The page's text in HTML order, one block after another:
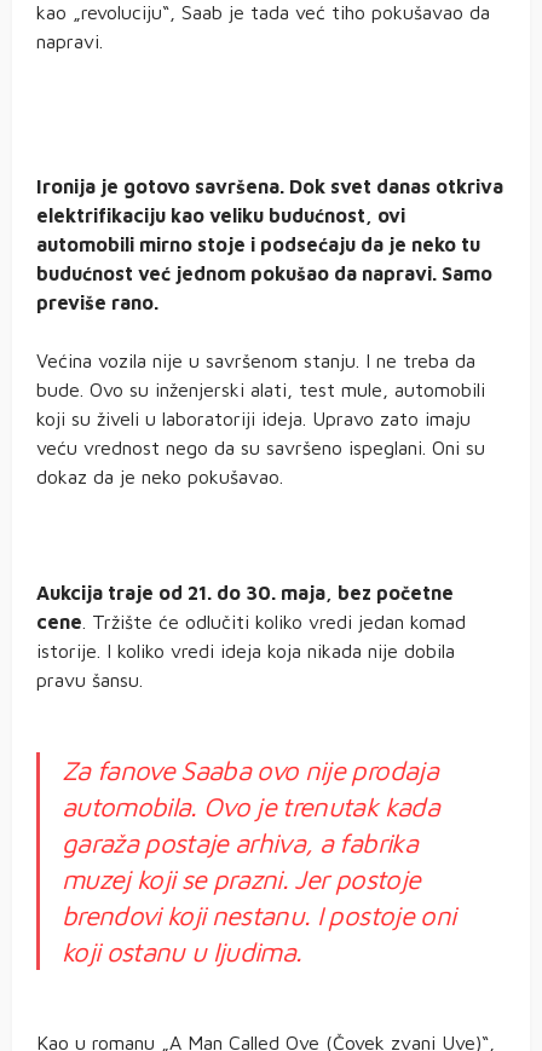
kao „revoluciju“, Saab je tada već tiho pokušavao da
napravi.
Ironija je gotovo savršena. Dok svet danas otkriva
elektrifikaciju kao veliku budućnost, ovi
automobili mirno stoje i podsećaju da je neko tu
budućnost već jednom pokušao da napravi. Samo
previše rano.
Većina vozila nije u savršenom stanju. I ne treba da
bude. Ovo su inženjerski alati, test mule, automobili
koji su živeli u laboratoriji ideja. Upravo zato imaju
veću vrednost nego da su savršeno ispeglani. Oni su
dokaz da je neko pokušavao.
Aukcija traje od 21. do 30. maja, bez početne
cene . Tržište će odlučiti koliko vredi jedan komad
istorije. I koliko vredi ideja koja nikada nije dobila
pravu šansu.
Za fanove Saaba ovo nije prodaja
automobila. Ovo je trenutak kada
garaža postaje arhiva, a fabrika
muzej koji se prazni. Jer postoje
brendovi koji nestanu. I postoje oni
koji ostanu u ljudima.
Kao u romanu „A Man Called Ove (Čovek zvani Uve)“,